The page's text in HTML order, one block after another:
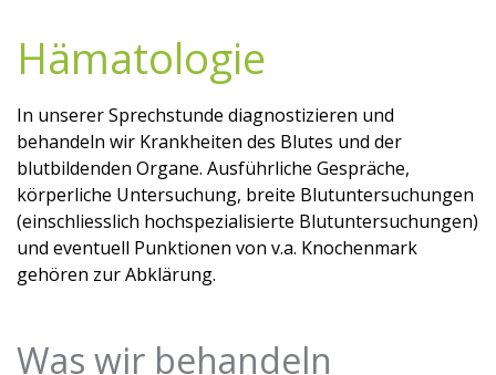
Hämatologie
In unserer Sprechstunde diagnostizieren und
behandeln wir Krankheiten des Blutes und der
blutbildenden Organe. Ausführliche Gespräche,
körperliche Untersuchung, breite Blutuntersuchungen
(einschliesslich hochspezialisierte Blutuntersuchungen)
und eventuell Punktionen von v.a. Knochenmark
gehören zur Abklärung.
Was wir behandeln